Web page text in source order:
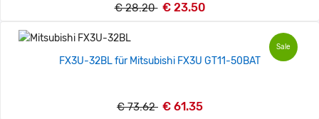
€ 28.20 € 23.50
Sale
FX3U-32BL für Mitsubishi FX3U GT11-50BAT
€ 73.62 € 61.35